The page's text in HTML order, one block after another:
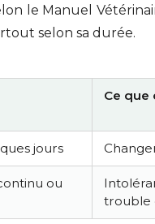
le Manuel
selon sa durée.
Ce que
jours
ou
trouble